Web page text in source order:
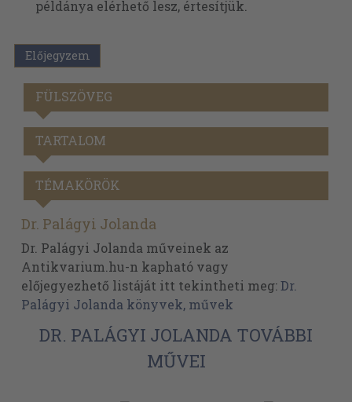
példánya elérhető lesz, értesítjük.
Előjegyzem
FÜLSZÖVEG
TARTALOM
TÉMAKÖRÖK
Dr. Palágyi Jolanda
Dr. Palágyi Jolanda műveinek az
Antikvarium.hu-n kapható vagy
előjegyezhető listáját itt tekintheti meg:Dr.
Palágyi Jolanda könyvek, művek
DR. PALÁGYI JOLANDA TOVÁBBI
MŰVEI